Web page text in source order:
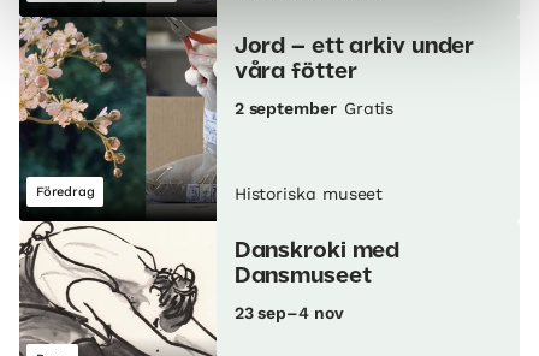
Föredrag
Jord – ett arkiv under
våra fötter
2 september Gratis
Historiska museet
Danskroki med
Dansmuseet
23 sep–4 nov